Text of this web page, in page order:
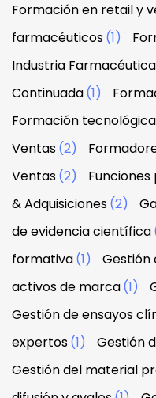
Formación en retail y
farmacéuticos(1)
Industria Farmacéutica
Continuada(1)
Formación
Ventas(2)
Ventas(2)
& Adquisiciones(2)
de evidencia científica
formativa(1) Gestión
activos de marca(1)
Gestión de ensayos
expertos(1) Gestión
Gestión del material